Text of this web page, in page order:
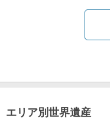
エリア別世界遺産